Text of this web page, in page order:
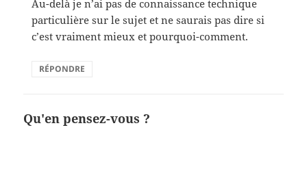
Au-delà je n’ai pas de connaissance technique
particulière sur le sujet et ne saurais pas dire si
c’est vraiment mieux et pourquoi-comment.
RÉPONDRE
Qu'en pensez-vous ?